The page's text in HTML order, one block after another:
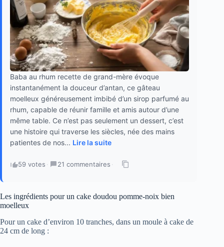
Baba au rhum recette de grand-mère évoque
instantanément la douceur d’antan, ce gâteau
moelleux généreusement imbibé d’un sirop parfumé au
rhum, capable de réunir famille et amis autour d’une
même table. Ce n’est pas seulement un dessert, c’est
une histoire qui traverse les siècles, née des mains
patientes de nos... Lire la suite
59 votes · 21 commentaires ·
Les ingrédients pour un cake doudou pomme-noix bien
moelleux
Pour un cake d’environ 10 tranches, dans un moule à cake de
24 cm de long :